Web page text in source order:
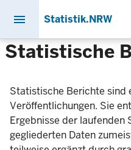
Direkt
zum
menu Statistik.NRW
Statistische
Statistische Berichte sind
Veröffentlichungen. Sie
Ergebnisse der
gegliederten Daten